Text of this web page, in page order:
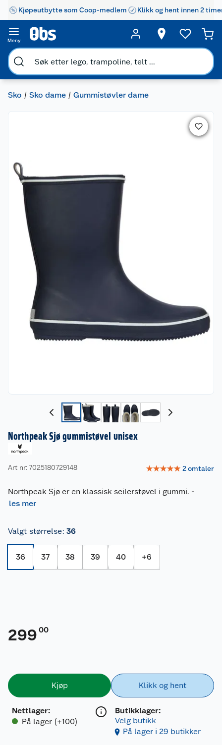
Kjøpeutbytte som Coop-medlem Klikk og hent innen 2
Meny
Sko Sko dame Gummistøvler dame
Northpeak Sjø gummistøvel unisex
Art nr: 7025180729148 ☆☆☆☆☆ 2omtaler
Northpeak Sjø er en klassisk seilerstøvel i gummi. -
les mer
Valgt størrelse: 36
36 37 38 39 40 +6
299 00
Kjøp
Nettlager:
På lager (+100)
Klikk og hent
Butikklager:
Velg butikk
På lager i 29 butikker